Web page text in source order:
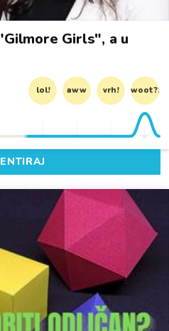
Girls", a u
lol! aww vrh! woot?!